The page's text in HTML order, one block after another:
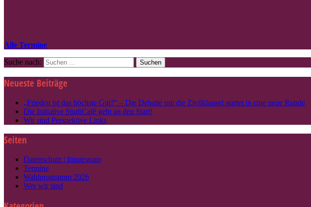
Alle Termine
Suche nach:
Neueste Beiträge
„Frieden ist das höchste Gut?“ – Die Debatte um die Zivilklausel startet in eine neue Runde
Die Initiative StudiCafé geht an den Start!
Wir sind Perspektive Links
Seiten
Datenschutz | Impressum
Termine
Wahlprogramm 2026
Wer wir sind